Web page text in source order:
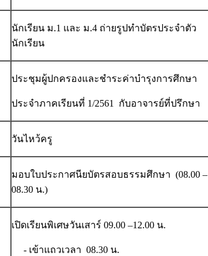
นักเรียน ม.1 และ ม.4 ถ่ายรูปทำบัตรประจำตัว
นักเรียน
ประชุมผู้ปกครองและชำระค่าบำรุงการศึกษา
ประจำภาคเรียนที่ 1/2561 กับอาจารย์ที่ปรึกษา
วันไหว้ครู
มอบใบประกาศนียบัตรสอบธรรมศึกษา (08.00 –
08.30 น.)
เปิดเรียนพิเศษวันเสาร์ 09.00 –12.00 น.
- เข้าแถวเวลา 08.30 น.